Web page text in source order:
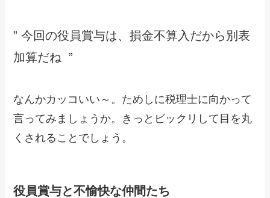
” 今回の役員賞与は、損金不算入だから別表
加算だね ”
なんかカッコいい～。ためしに税理士に向かって
言ってみましょうか。きっとビックリして目を丸
くされることでしょう。
役員賞与と不愉快な仲間たち